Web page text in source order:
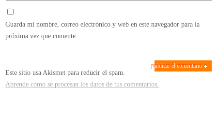
Guarda mi nombre, correo electrónico y web en este navegador para la
próxima vez que comente.
Este sitio usa Akismet para reducir el spam.
Aprende cómo se procesan los datos de tus comentarios.